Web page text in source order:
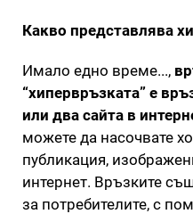
Какво представлява
Имало едно време...,
“хипервръзката” е
или два сайта в
можете да насочвате
публикация,
интернет. Връзките
за потребителите, с